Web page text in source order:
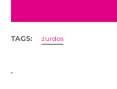
TAGS: zurdos